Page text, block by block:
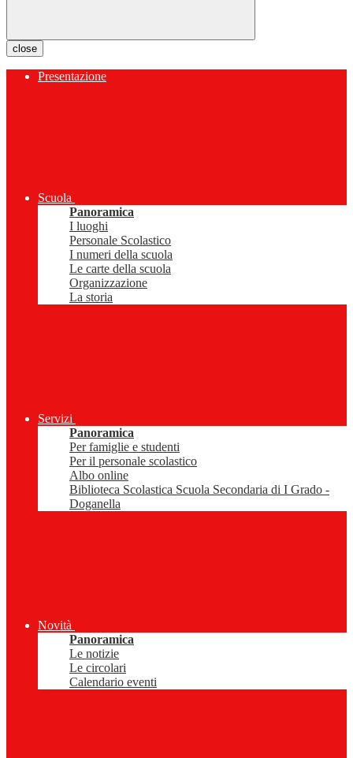
close
Presentazione
Scuola
Panoramica
I luoghi
Personale Scolastico
I numeri della scuola
Le carte della scuola
Organizzazione
La storia
Servizi
Panoramica
Per famiglie e studenti
Per il personale scolastico
Albo online
Biblioteca Scolastica Scuola Secondaria di I Grado -
Doganella
Novità
Panoramica
Le notizie
Le circolari
Calendario eventi